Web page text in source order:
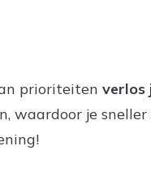
prioriteiten verlos
waardoor je